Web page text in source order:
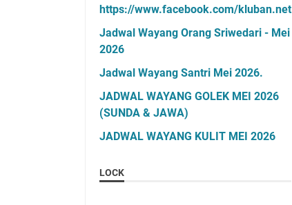
https://www.facebook.com/kluban.net
Jadwal Wayang Orang Sriwedari - Mei
2026
Jadwal Wayang Santri Mei 2026.
JADWAL WAYANG GOLEK MEI 2026
(SUNDA & JAWA)
JADWAL WAYANG KULIT MEI 2026
LOCK